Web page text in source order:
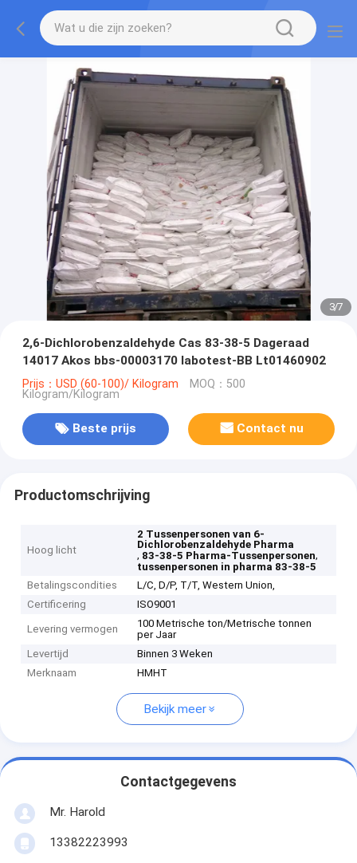
3/7
2,6-Dichlorobenzaldehyde Cas 83-38-5 Dageraad
14017 Akos bbs-00003170 labotest-BB Lt01460902
Prijs：USD (60-100)/ Kilogram MOQ：500
Kilogram/Kilogram
Beste prijs Contact nu
Productomschrijving
Hoog licht
2 Tussenpersonen van 6-
Dichlorobenzaldehyde Pharma
, 83-38-5 Pharma-Tussenpersonen,
tussenpersonen in pharma 83-38-5
Betalingscondities
L/C, D/P, T/T, Western Union,
Certificering
ISO9001
Levering vermogen
100 Metrische ton/Metrische tonnen
per Jaar
Levertijd
Binnen 3 Weken
Merknaam
HMHT
Bekijk meer
Contactgegevens
Mr. Harold
13382223993